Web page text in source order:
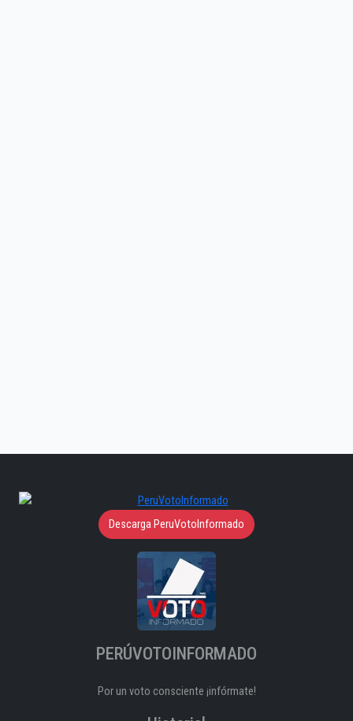
Descarga PeruVotoInformado
PERÚVOTOINFORMADO
Por un voto consciente ¡infórmate!